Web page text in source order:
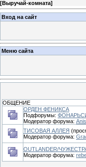
[Выручай-комната]
Вход на сайт
Меню сайта
ОБЩЕНИЕ
ОРДЕН ФЕНИКСА
Подфорумы:
Модератор форума:
ТИСОВАЯ АЛЛЕЯ
Модератор форума:
OUTLANDER/
Модератор форума: